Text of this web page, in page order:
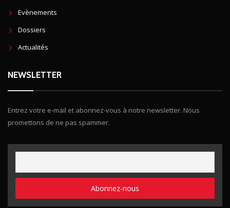
Evènements
Dossiers
Actualités
NEWSLETTER
Entrez votre e-mail et abonnez-vous à notre newsletter. Nous
promettons de ne pas spammer.